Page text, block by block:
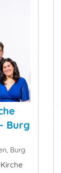
Burg
Burg